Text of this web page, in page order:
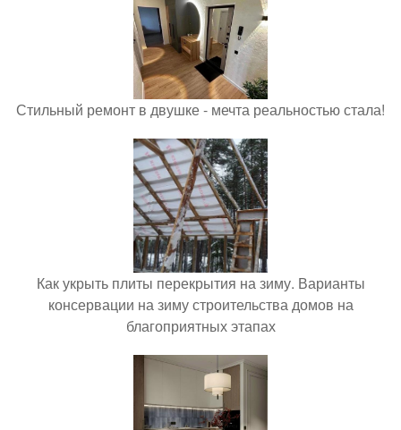
Стильный ремонт в двушке - мечта реальностью стала!
Как укрыть плиты перекрытия на зиму. Варианты
консервации на зиму строительства домов на
благоприятных этапах